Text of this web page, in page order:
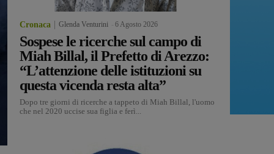
Cronaca Glenda Venturini 6 Agosto 2026
Sospese le ricerche sul campo di
Miah Billal, il Prefetto di Arezzo:
“L’attenzione delle istituzioni su
questa vicenda resta alta”
Dopo tre giorni di ricerche a tappeto di Miah Billal, l'uomo
che nel 2020 uccise sua figlia e ferì...